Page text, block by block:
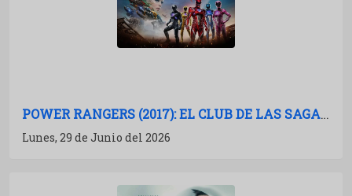
POWER RANGERS (2017): EL CLUB DE LAS SAGAS MUERTAS
Lunes, 29 de Junio del 2026